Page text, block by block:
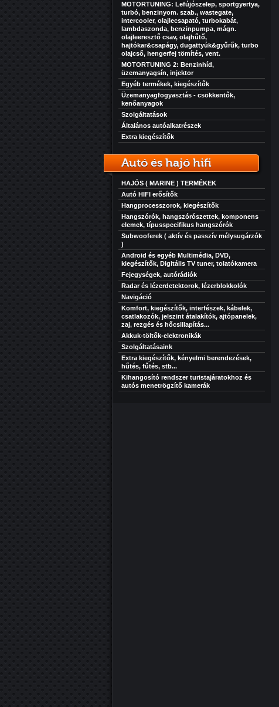
MOTORTUNING: Lefújószelep, sportgyertya,
turbó, benzinyom. szab., wastegate,
intercooler, olajlecsapató, turbokabát,
lambdaszonda, benzinpumpa, mágn.
olajleeresztő csav, olajhűtő,
hajtókar&csapágy, dugattyúk&gyűrűk, turbo
olajcső, hengerfej tömítés, vent.
MOTORTUNING 2: Benzinhíd,
üzemanyagsín, injektor
Egyéb termékek, kiegészítők
Üzemanyagfogyasztás - csökkentők,
kenőanyagok
Szolgáltatások
Általános autóalkatrészek
Extra kiegészítők
Autó és hajó hifi
HAJÓS ( MARINE ) TERMÉKEK
Autó HIFI erősítők
Hangprocesszorok, kiegészítők
Hangszórók, hangszórószettek, komponens
elemek, típusspecifikus hangszórók
Subwooferek ( aktív és passzív mélysugárzók
)
Android és egyéb Multimédia, DVD,
kiegészítők, Digitális TV tuner, tolatókamera
Fejegységek, autórádiók
Radar és lézerdetektorok, lézerblokkolók
Navigáció
Komfort, kiegészítők, interfészek, kábelek,
csatlakozók, jelszint átalakítók, ajtópanelek,
zaj, rezgés és hőcsillapítás...
Akkuk-töltők-elektronikák
Szolgáltatásaink
Extra kiegészítők, kényelmi berendezések,
hűtés, fűtés, stb...
Kihangosító rendszer turistajáratokhoz és
autós menetrögzítő kamerák